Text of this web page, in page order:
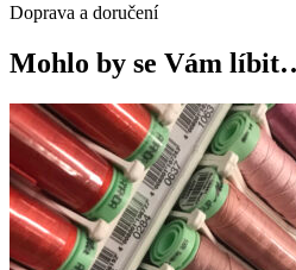
Doprava a doručení
Mohlo by se Vám